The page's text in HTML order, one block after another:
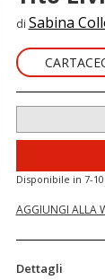
di Sabina
Disponibile in 7-
AGGIUNGI ALLA
Dettagli